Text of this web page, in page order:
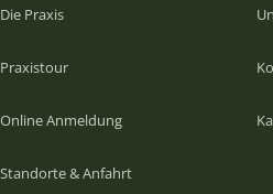
Die Praxis
Praxistour
Online Anmeldung
Standorte & Anfahrt